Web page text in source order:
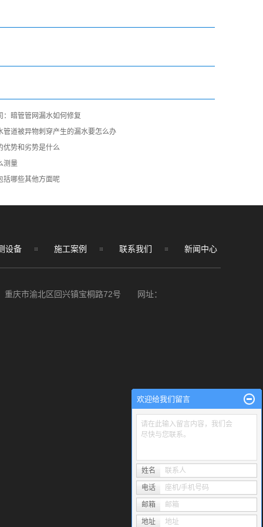
：暗管管网漏水如何修复
管道被异物刺穿产生的漏水要怎么办
优势和劣势是什么
测量
括哪些其他方面呢
设备 施工案例 联系我们 新闻中心
渝北区回兴镇宝桐路72号 网址：
欢迎给我们留言
请在此输入留言内容，我们会
尽快与您联系。
姓名 联系人
电话 座机/手机号码
邮箱 邮箱
地址 地址